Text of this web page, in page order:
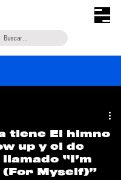
tiene El himno
up y el de
“I’m
(For Myself)”